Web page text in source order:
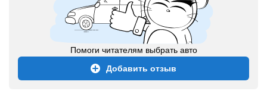
Помоги читателям выбрать авто
Добавить отзыв